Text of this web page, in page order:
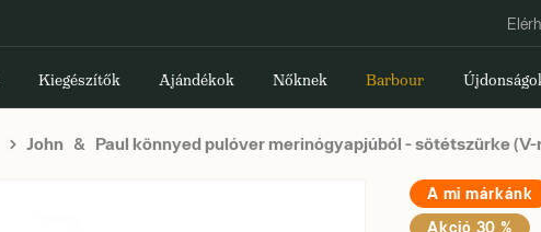
Kiegészítők Ajándékok Nőknek Barbour
John & Paul könnyed pulóver merinógyapjúból - sötétszürke (V-
A mi márkánk
Akció 30 %